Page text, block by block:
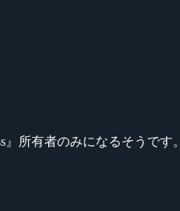
所有者のみになるそうです。